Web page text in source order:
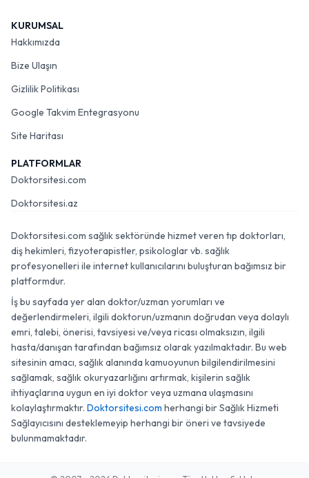
KURUMSAL
Hakkımızda
Bize Ulaşın
Gizlilik Politikası
Google Takvim Entegrasyonu
Site Haritası
PLATFORMLAR
Doktorsitesi.com
Doktorsitesi.az
Doktorsitesi.com sağlık sektöründe hizmet veren tıp doktorları,
diş hekimleri, fizyoterapistler, psikologlar vb. sağlık
profesyonelleri ile internet kullanıcılarını buluşturan bağımsız bir
platformdur.
İş bu sayfada yer alan doktor/uzman yorumları ve
değerlendirmeleri, ilgili doktorun/uzmanın doğrudan veya dolaylı
emri, talebi, önerisi, tavsiyesi ve/veya ricası olmaksızın, ilgili
hasta/danışan tarafından bağımsız olarak yazılmaktadır. Bu web
sitesinin amacı, sağlık alanında kamuoyunun bilgilendirilmesini
sağlamak, sağlık okuryazarlığını artırmak, kişilerin sağlık
ihtiyaçlarına uygun en iyi doktor veya uzmana ulaşmasını
kolaylaştırmaktır. Doktorsitesi.com herhangi bir Sağlık Hizmeti
Sağlayıcısını desteklemeyip herhangi bir öneri ve tavsiyede
bulunmamaktadır.